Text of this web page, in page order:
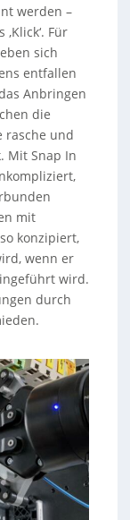
werden –
Für
sich
entfallen
Anbringen
die
rasche und
Mit Snap In
mit
konzipiert,
wenn er
wird.
durch